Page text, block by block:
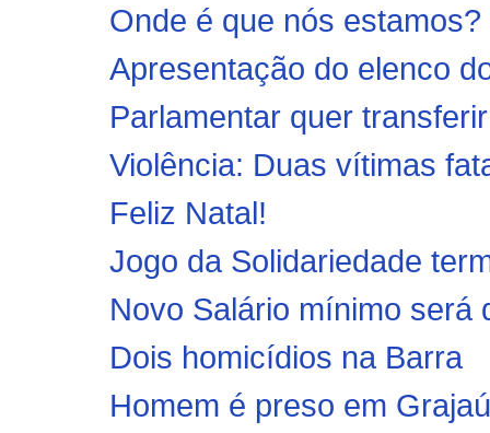
Onde é que nós
Apresentação do elenco
Parlamentar quer
Violência: Duas vítimas
Feliz Natal!
Jogo da Solidariedade
Novo Salário mínimo será
Dois homicídios na Barra
Homem é preso em